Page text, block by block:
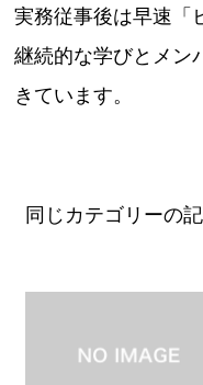
実務従事後は早速「
継続的な学びと メン
きています。
同じカテゴリーの